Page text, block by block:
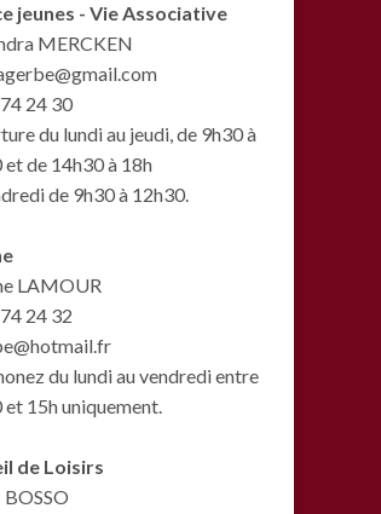
jeunes - Vie Associative
MERCKEN
24 30
du lundi au jeudi, de 9h30 à
et de 14h30 à 18h
de 9h30 à 12h30.
LAMOUR
24 32
du lundi au vendredi entre
et 15h uniquement.
de Loisirs